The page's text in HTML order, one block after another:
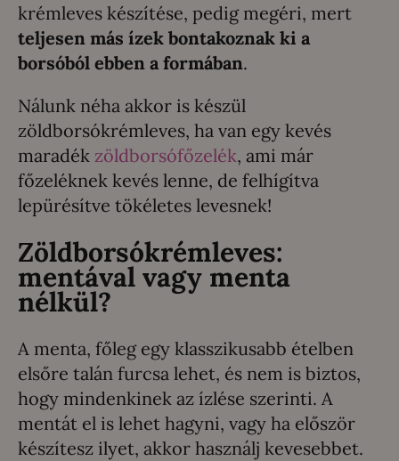
krémleves készítése, pedig megéri, mert
teljesen más ízek bontakoznak ki a
borsóból ebben a formában.
Nálunk néha akkor is készül
zöldborsókrémleves, ha van egy kevés
maradék zöldborsófőzelék, ami már
főzeléknek kevés lenne, de felhígítva
lepürésítve tökéletes levesnek!
Zöldborsókrémleves:
mentával vagy menta
nélkül?
A menta, főleg egy klasszikusabb ételben
elsőre talán furcsa lehet, és nem is biztos,
hogy mindenkinek az ízlése szerinti. A
mentát el is lehet hagyni, vagy ha először
készítesz ilyet, akkor használj kevesebbet.